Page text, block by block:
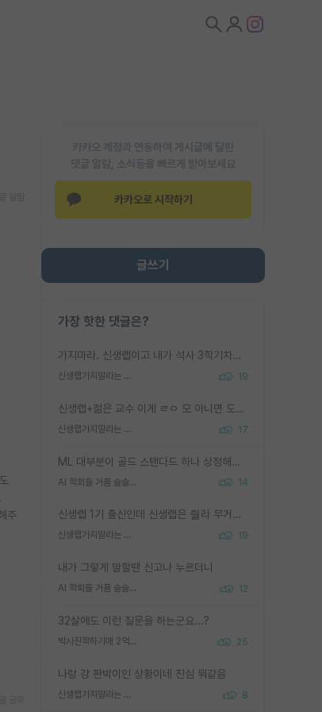
카카오 계정과 연동하여 게시글에 달린
댓글 알람, 소식등을 빠르게 받아보세요
카카오로 시작하기
글쓰기
가장 핫한 댓글은?
가지마라. 신생랩이고 내가 석사 3학기차인데 최고참인데 나도 아무것도 모르는데 교수가 후배들 왜 논문 교육 안시키냐. 논문 왜 안 써오냐 닦달한다
신생랩가지말라는 이유가 있었구나 19
신생랩+젊은 교수 이게 ㄹㅇ 모 아니면 도인듯.
신생랩가지말라는 이유가 있었구나 17
ML 대부분이 골드 스탠다드 하나 상정해놓고 (벤치마크 데이터셋이 여러 개면 여러 개 상정) 그거 얼마나 잘 맞추나 싸움임 가끔 번뜩이는 설계 철학을 보여주는 논문들도 있지만 대부분 그거 성적 얼마나 더 올리느라에 혈안이 되어 있는 측면이 잇음
AI 학회들 거품 슬슬 지적이 나오네요 14
신생랩 1기 출신인데 신생랩은 줠라 무거운 바벨 같은거임. 들면 대박인데 못들면 깔려 죽음. 아무도 알려주지 않는 환경에서 자생해야하지만, 일단 살아남았다면 그 어떤 사람보다 악착같고 생존력 높은 사람으로 거듭날 수 있음
신생랩가지말라는 이유가 있었구나 19
내가 그렇게 말할땐 신고나 누르더니
AI 학회들 거품 슬슬 지적이 나오네요 12
32살에도 이런 질문을 하는군요...?
박사진학하기에 2억은 괜찮은 (?) 정도의 경제력인가요 25
나랑 걍 판박이인 상황이네 진심 뭐같음
신생랩가지말라는 이유가 있었구나 8
주